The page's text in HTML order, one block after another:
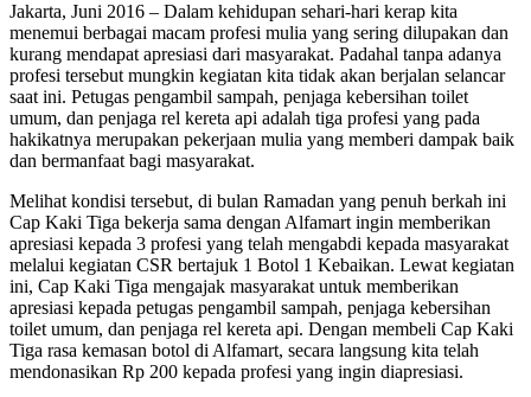
Jakarta, Juni 2016 – Dalam kehidupan sehari-hari kerap kita
menemui berbagai macam profesi mulia yang sering dilupakan dan
kurang mendapat apresiasi dari masyarakat. Padahal tanpa adanya
profesi tersebut mungkin kegiatan kita tidak akan berjalan selancar
saat ini. Petugas pengambil sampah, penjaga kebersihan toilet
umum, dan penjaga rel kereta api adalah tiga profesi yang pada
hakikatnya merupakan pekerjaan mulia yang memberi dampak baik
dan bermanfaat bagi masyarakat.
Melihat kondisi tersebut, di bulan Ramadan yang penuh berkah ini
Cap Kaki Tiga bekerja sama dengan Alfamart ingin memberikan
apresiasi kepada 3 profesi yang telah mengabdi kepada masyarakat
melalui kegiatan CSR bertajuk 1 Botol 1 Kebaikan. Lewat kegiatan
ini, Cap Kaki Tiga mengajak masyarakat untuk memberikan
apresiasi kepada petugas pengambil sampah, penjaga kebersihan
toilet umum, dan penjaga rel kereta api. Dengan membeli Cap Kaki
Tiga rasa kemasan botol di Alfamart, secara langsung kita telah
mendonasikan Rp 200 kepada profesi yang ingin diapresiasi.